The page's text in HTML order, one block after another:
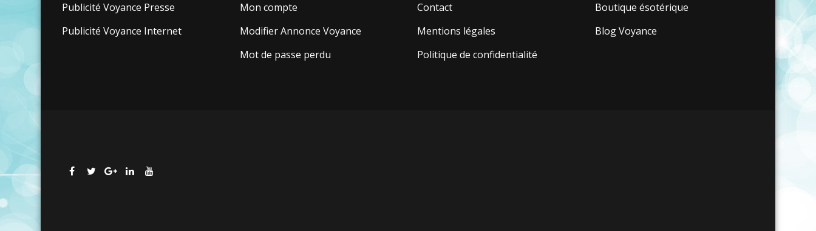
Publicité Voyance Presse
Publicité Voyance Internet
Mon compte
Modifier Annonce Voyance
Mot de passe perdu
Contact
Mentions légales
Politique de confidentialité
Boutique ésotérique
Blog Voyance